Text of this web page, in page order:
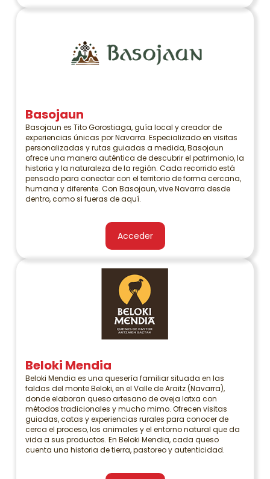
Basojaun
Basojaun es Tito Gorostiaga, guía local y creador de
experiencias únicas por Navarra. Especializado en visitas
personalizadas y rutas guiadas a medida, Basojaun
ofrece una manera auténtica de descubrir el patrimonio, la
historia y la naturaleza de la región. Cada recorrido está
pensado para conectar con el territorio de forma cercana,
humana y diferente. Con Basojaun, vive Navarra desde
dentro, como si fueras de aquí.
Acceder
Beloki Mendia
Beloki Mendia es una quesería familiar situada en las
faldas del monte Beloki, en el Valle de Araitz (Navarra),
donde elaboran queso artesano de oveja latxa con
métodos tradicionales y mucho mimo. Ofrecen visitas
guiadas, catas y experiencias rurales para conocer de
cerca el proceso, los animales y el entorno natural que da
vida a sus productos. En Beloki Mendia, cada queso
cuenta una historia de tierra, pastoreo y autenticidad.